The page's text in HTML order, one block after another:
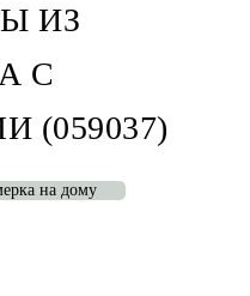
ИЗ
С
(059037)
на дому